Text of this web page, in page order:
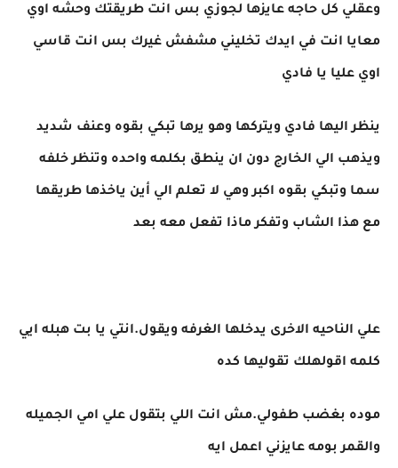
وعقلي كل حاجه عايزها لجوزي بس انت طريقتك وحشه اوي
معايا انت في ايدك تخليني مشفش غيرك بس انت قاسي
اوي عليا يا فادي
ينظر اليها فادي ويتركها وهو يرها تبكي بقوه وعنف شديد
ويذهب الي الخارج دون ان ينطق بكلمه واحده وتنظر خلفه
سما وتبكي بقوه اكبر وهي لا تعلم الي أين ياخذها طريقها
مع هذا الشاب وتفكر ماذا تفعل معه بعد
علي الناحيه الاخرى يدخلها الغرفه ويقول.انتي يا بت هبله ايي
كلمه اقولهلك تقوليها كده
موده بغضب طفولي.مش انت اللي بتقول علي امي الجميله
والقمر بومه عايزني اعمل ايه